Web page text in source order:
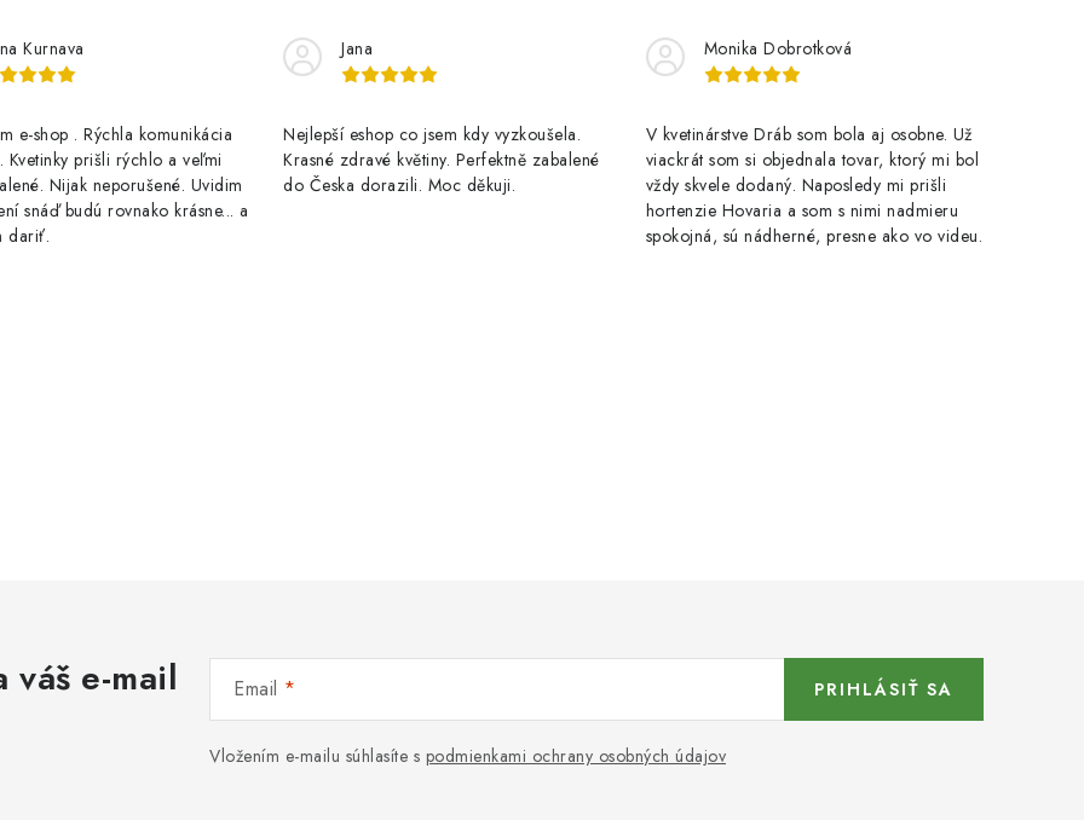
Kurnava
e-shop . Rýchla komunikácia
Kvetinky prišli rýchlo a veľmi
Nijak neporušené. Uvidim
snáď budú rovnako krásne... a
dariť.
Jana
Nejlepší eshop co jsem kdy vyzkoušela.
Krasné zdravé květiny. Perfektně zabalené
do Česka dorazili. Moc děkuji.
Monika Dobrotková
V kvetinárstve Dráb som bola aj osobne. Už
viackrát som si objednala tovar, ktorý mi bol
vždy skvele dodaný. Naposledy mi prišli
hortenzie Hovaria a som s nimi nadmieru
spokojná, sú nádherné, presne ako vo videu.
e-mail Email
Vložením e-mailu súhlasíte s podmienkami ochrany osobných údajov
PRIHLÁSIŤ SA